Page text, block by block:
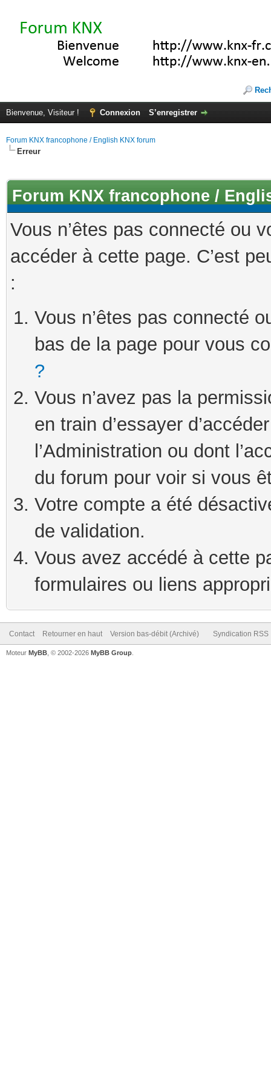
Bienvenue, Visiteur ! Connexion S’enregistrer
Forum KNX francophone / English KNX forum
Erreur
Forum KNX francophone /
Vous n’êtes pas connecté ou
accéder à cette page. C’est
:
Vous n’êtes pas connecté
bas de la page pour vous
?
Vous n’avez pas la
en train d’essayer
l’Administration ou dont
du forum pour voir si vous
Votre compte a été
de validation.
Vous avez accédé à cette
formulaires ou liens
Contact Retourner en haut Version bas-débit (Archivé) Syndication RSS
Moteur MyBB , © 2002-2026 MyBB Group